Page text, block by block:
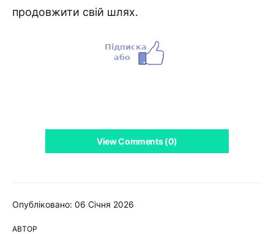
Опубліковано: 06 Січня 2026
АВТОР
продовжити свій шлях.
View Comments (0)